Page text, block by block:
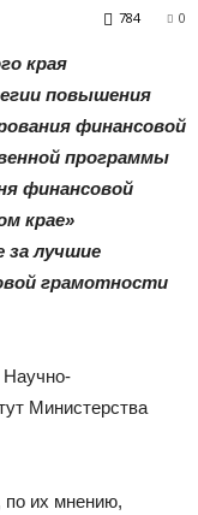
0
784
края
повышения
финансовой
программы
финансовой
крае»
за лучшие
грамотности
Научно-
Министерства
их мнению,